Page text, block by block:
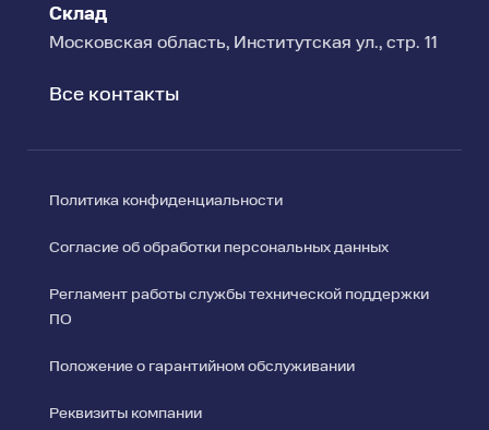
Склад
Московская область, Институтская ул., стр. 11
Все контакты
Политика конфиденциальности
Согласие об обработки персональных данных
Регламент работы службы технической поддержки
ПО
Положение о гарантийном обслуживании
Реквизиты компании